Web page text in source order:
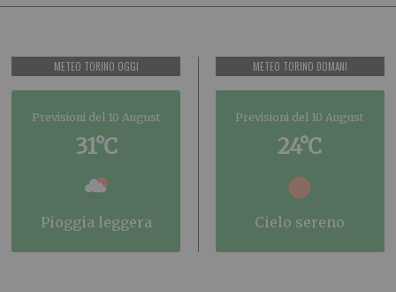
METEO TORINO OGGI
Previsioni del 10 August
31°C
pioggia leggera
METEO TORINO DOMANI
Previsioni del 10 August
24°C
cielo sereno